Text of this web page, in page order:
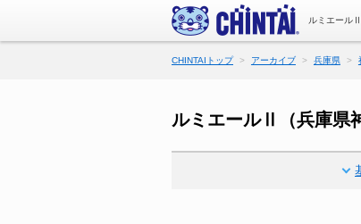
ルミエール
CHINTAIトップ アーカイブ 兵庫県
ルミエールⅡ（兵庫県